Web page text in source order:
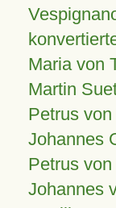
Maria von
Martin
Petrus
Johannes
Petrus
Johannes